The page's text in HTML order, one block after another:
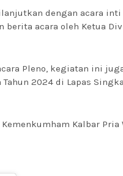
dengan acara inti
acara oleh Ketua
Pleno, kegiatan ini
2024 di Lapas
Kalbar Pria